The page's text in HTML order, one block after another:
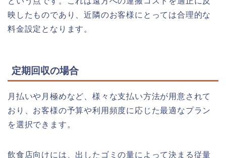
映したものであり、近隣のお客様にとっては合理的な
料金設定となります。
定期回収の場合
月払いや月極めなど、様々な支払い方法が用意されて
おり、お客様の予算や利用頻度に応じた最適なプラン
を選択できます。
飲食店向けには、出したゴミの量によって決まる従量